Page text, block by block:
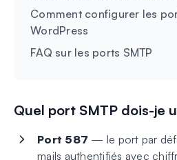
Comment configurer les
WordPress
FAQ sur les ports SMTP
Quel port SMTP dois-je
Port 587 — le port par
mails authentifiés avec